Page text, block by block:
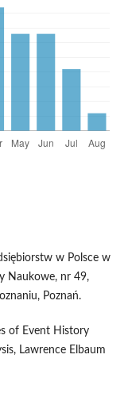
w Polsce w
Naukowe, nr 49,
Poznań.
of Event History
Lawrence Elbaum